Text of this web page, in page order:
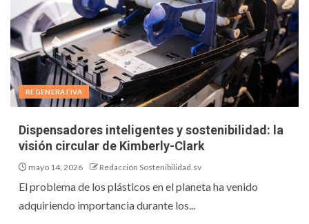
REGENERATIVA
Dispensadores inteligentes y sostenibilidad: la
visión circular de Kimberly-Clark
mayo 14, 2026 Redacción Sostenibilidad.sv
El problema de los plásticos en el planeta ha venido
adquiriendo importancia durante los...